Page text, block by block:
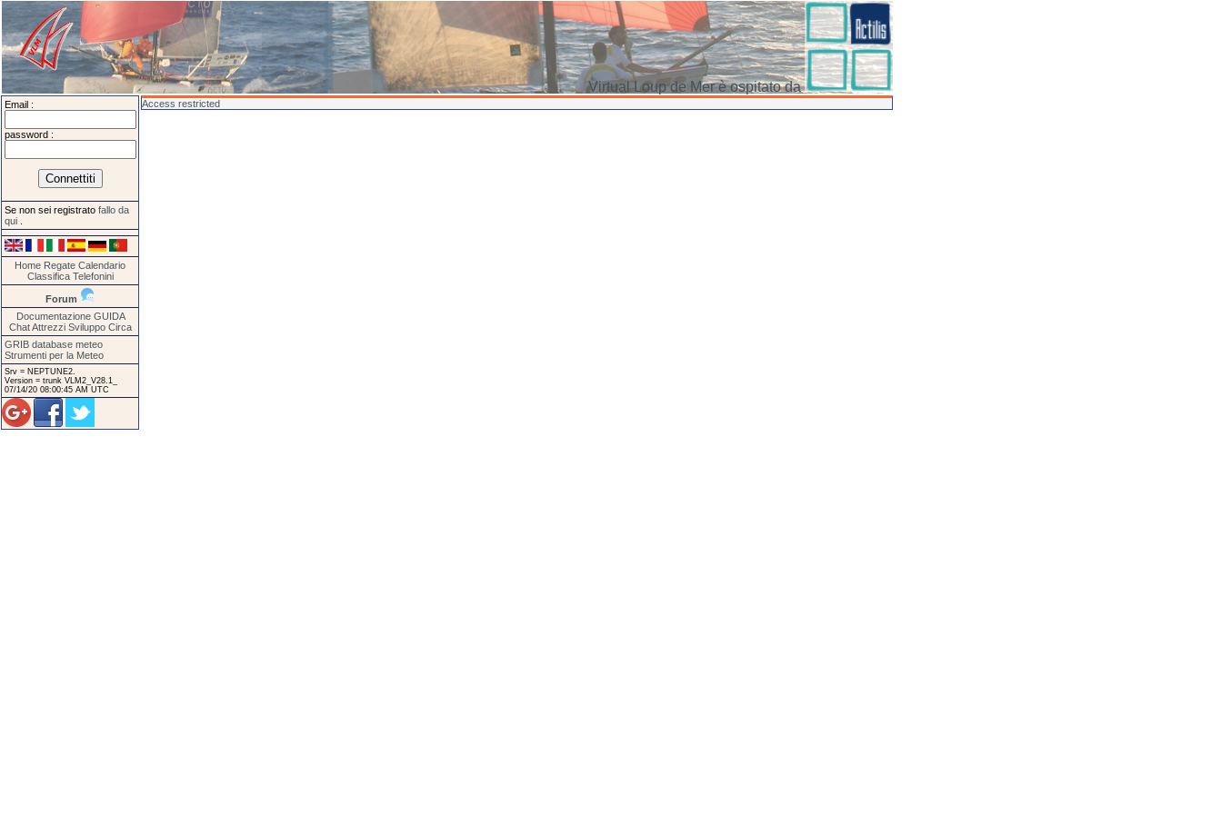
Virtual Loup de Mer è ospitato da
Email :
password :
Se non sei registrato fallo da
qui
Home Regate Calendario
Classifica Telefonini
Forum
Documentazione GUIDA
Chat Attrezzi Sviluppo Circa
GRIB database meteo
Strumenti per la Meteo
Srv = NEPTUNE2.
Version = trunk VLM2_V28.1_
07/14/20 08:00:45 AM UTC
Access restricted